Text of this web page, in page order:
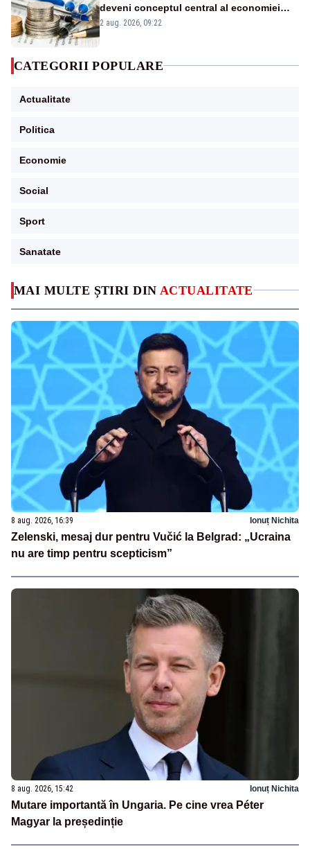
MAI MULTE ȘTIRI DIN ACTUALITATE
8 aug. 2026, 16:39 Ionuț Nichita
Zelenski, mesaj dur pentru Vučić la Belgrad: „Ucraina
nu are timp pentru scepticism”
8 aug. 2026, 15:42 Ionuț Nichita
Mutare importantă în Ungaria. Pe cine vrea Péter
Magyar la președinție
deveni conceptul central al economiei
viitoare?
2 aug. 2026, 09:22
CATEGORII POPULARE
Actualitate
Politica
Economie
Social
Sport
Sanatate